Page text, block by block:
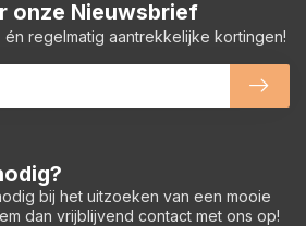
bij het uitzoeken van een mooie
dan vrijblijvend contact met ons op!
onze Nieuwsbrief
én regelmatig aantrekkelijke kortingen!